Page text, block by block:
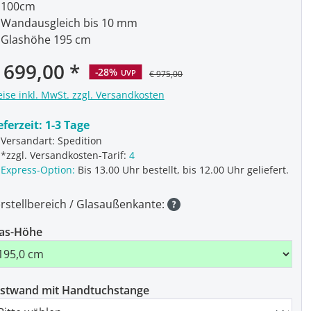
-28% UVP € 975,00
inkl. MwSt. zzgl. Versandkosten
1-3 Tage
Versandart: Spedition
*zzgl. Versandkosten-Tarif:4
Express-Option: Bis 13.00 Uhr bestellt, bis 12.00 Uhr geliefert.
100cm
Wandausgleich bis 10 mm
Glashöhe 195 cm
/ Glasaußenkante:
Höhe
mit Handtuchstange